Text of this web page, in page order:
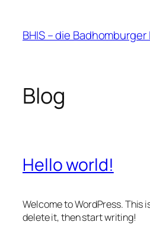
springen
BHIS – die
Blog
Hello world!
Welcome to WordPress. This
delete it, then start writing!